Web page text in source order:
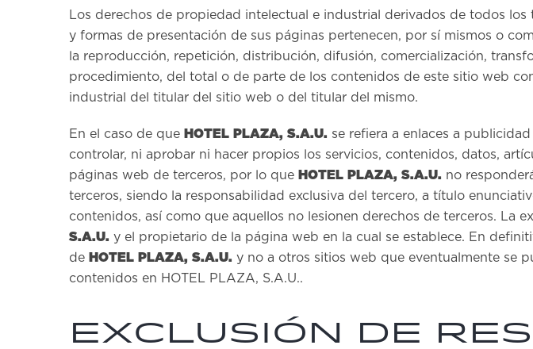
Los derechos de propiedad intelectual e industrial derivados de todos
y formas de presentación de sus páginas pertenecen, por sí mismos o
la reproducción, repetición, distribución, difusión, comercialización,
procedimiento, del total o de parte de los contenidos de este sitio web
industrial del titular del sitio web o del titular del mismo.
En el caso de que HOTEL PLAZA, S.A.U. se refiera a enlaces a
controlar, ni aprobar ni hacer propios los servicios, contenidos, datos,
páginas web de terceros, por lo que HOTEL PLAZA, S.A.U. no
terceros, siendo la responsabilidad exclusiva del tercero, a título
contenidos, así como que aquellos no lesionen derechos de terceros. La
S.A.U. y el propietario de la página web en la cual se establece. En
de HOTEL PLAZA, S.A.U. y no a otros sitios web que eventualmente se
contenidos en HOTEL PLAZA, S.A.U..
EXCLUSIÓN DE